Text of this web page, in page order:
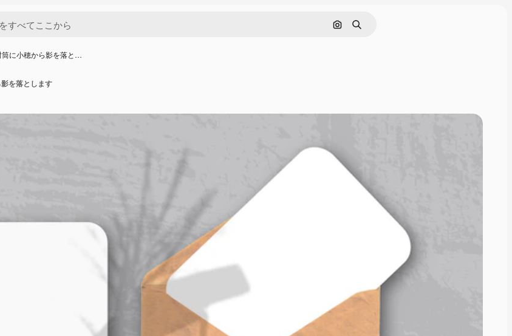
画像で検索
検索
に小穂から影を落と…
を落とします